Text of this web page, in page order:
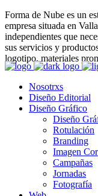
Forma de Nube es un
empresa situada en
independientes que
sus servicios y
logotipo, materiales
Nosotrxs
Diseño Editorial
Diseño Gráfico
Diseño
Rotulación
Branding
Imagen
Campañas
Jornadas
Fotografía